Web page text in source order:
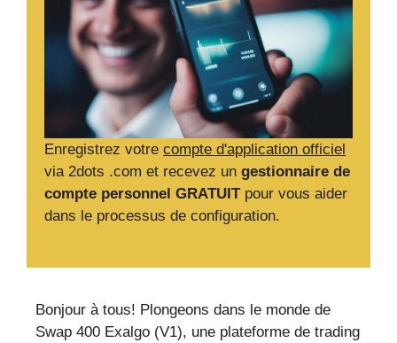
Enregistrez votre compte d'application officiel
via 2dots .com et recevez un gestionnaire de
compte personnel GRATUITpour vous aider
dans le processus de configuration.
Bonjour à tous! Plongeons dans le monde de
Swap 400 Exalgo (V1), une plateforme de trading